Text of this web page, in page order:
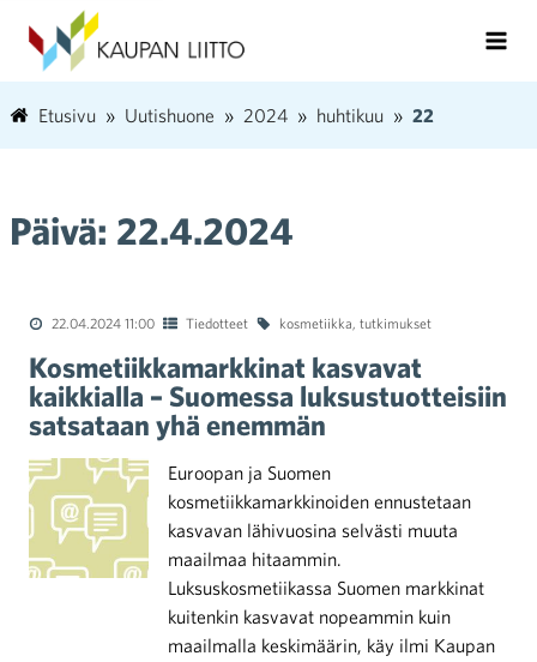
Etusivu Uutishuone 2024 huhtikuu 22
Päivä: 22.4.2024
22.04.2024 11:00 Tiedotteet kosmetiikka, tutkimukset
Kosmetiikkamarkkinat kasvavat
kaikkialla – Suomessa luksustuotteisiin
satsataan yhä enemmän
Euroopan ja Suomen
kosmetiikkamarkkinoiden ennustetaan
kasvavan lähivuosina selvästi muuta
maailmaa hitaammin.
Luksuskosmetiikassa Suomen markkinat
kuitenkin kasvavat nopeammin kuin
maailmalla keskimäärin, käy ilmi Kaupan